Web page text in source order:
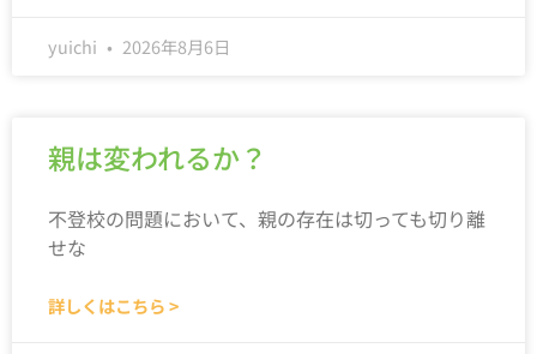
yuichi 2026年8月6日
親は変われるか？
不登校の問題において、親の存在は切っても切り離
せな
詳しくはこちら >